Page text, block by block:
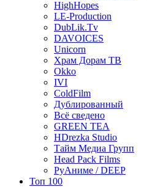
HighHopes
LE-Production
DubLik.Tv
DAVOICES
Unicorn
Храм Дорам ТВ
Okko
IVI
ColdFilm
Дублированный
Всё сведено
GREEN TEA
HDrezka Studio
Тайм Медиа Групп
Head Pack Films
РуАниме / DEEP
Топ 100